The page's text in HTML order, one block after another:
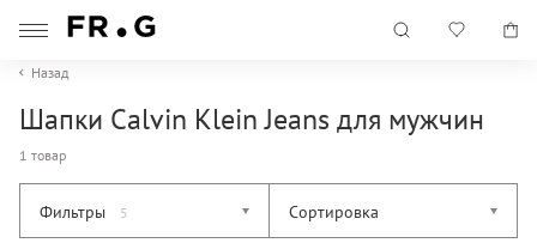
Назад
Шапки Calvin Klein Jeans для мужчин
1 товар
Фильтры 5 Сортировка